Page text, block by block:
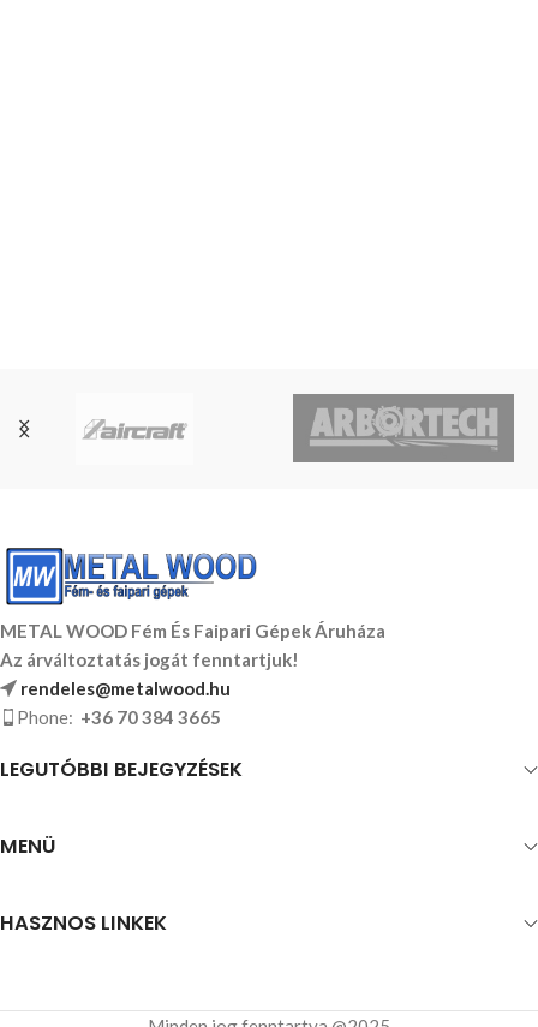
METAL WOOD Fém És Faipari Gépek Áruháza
Az árváltoztatás jogát fenntartjuk!
rendeles@metalwood.hu
Phone: +36 70 384 3665
LEGUTÓBBI BEJEGYZÉSEK
MENÜ
HASZNOS LINKEK